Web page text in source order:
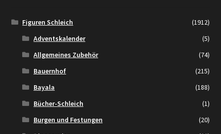
Figuren Schleich
(1912)
Adventskalender
(5)
Allgemeines Zubehör
(74)
Bauernhof
(215)
Bayala
(188)
Bücher-Schleich
(1)
Burgen und Festungen
(20)